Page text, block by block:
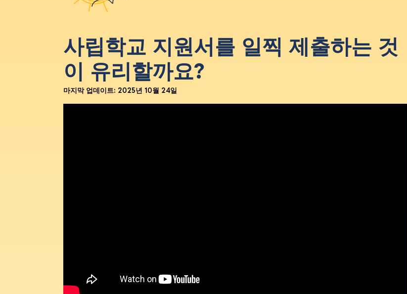
사립학교 지원서를 일찍 제출하는 것
이 유리할까요?
마지막 업데이트: 2025년 10월 24일